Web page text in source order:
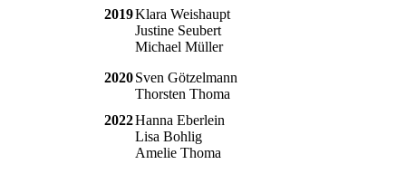
2019Klara Weishaupt
Justine Seubert
Michael Müller
2020Sven Götzelmann
Thorsten Thoma
2022Hanna Eberlein
Lisa Bohlig
Amelie Thoma